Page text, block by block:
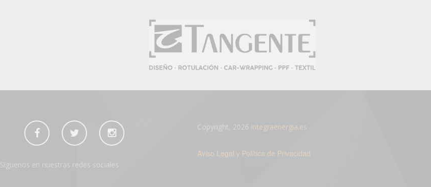
Síguenos en nuestras redes sociales
Copyright, 2026 integraenergia.es
Aviso Legal y Política de Privacidad